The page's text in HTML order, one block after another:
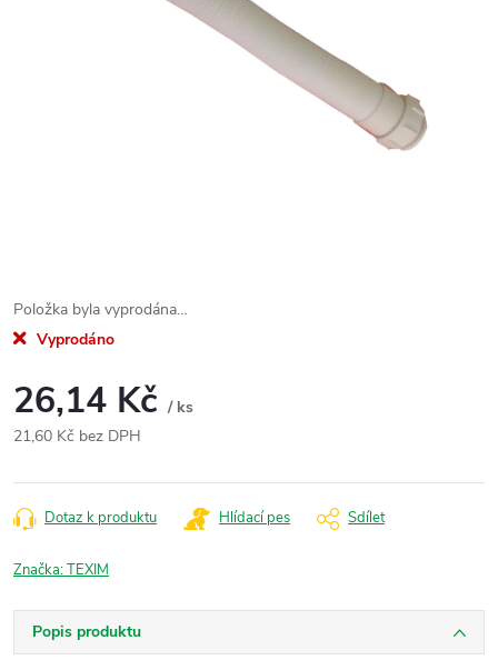
Položka byla vyprodána…
Vyprodáno
26,14 Kč / ks
21,60 Kč bez DPH
cena:
Dotaz k produktu Hlídací pes Sdílet
Značka:TEXIM
Popis produktu